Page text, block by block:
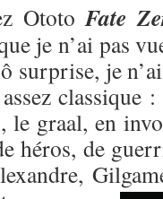
OtotoFate
je n’ai pas
surprise, je
classique
graal, en
héros, de